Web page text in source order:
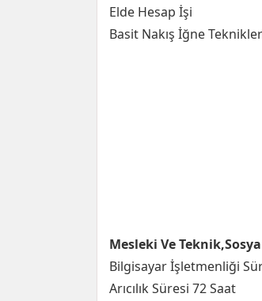
Elde Hesap İşi
Basit Nakış İğne
Mesleki Ve
Bilgisayar İşletmenliği
Arıcılık Süresi 72 Saat